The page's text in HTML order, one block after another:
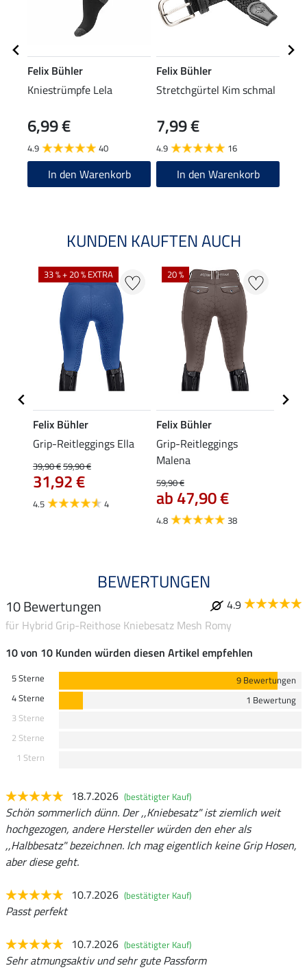
Felix Bühler
Kniestrümpfe Lela
6,99 €
4.9 40
In den Warenkorb
Felix Bühler
Stretchgürtel Kim schmal
7,99 €
4.9 16
In den Warenkorb
KUNDEN KAUFTEN AUCH
33 % + 20 % EXTRA
Felix Bühler
Grip-Reitleggings Ella
39,90 €59,90 €
31,92 €
4.5 4
20 %
Felix Bühler
Grip-Reitleggings
Malena
59,90 €
ab 47,90 €
4.8 38
BEWERTUNGEN
10 Bewertungen
4.9
für Hybrid Grip-Reithose Kniebesatz Mesh Romy
10 von 10 Kunden würden diesen Artikel empfehlen
5 Sterne
9 Bewertungen
4 Sterne
1 Bewertung
3 Sterne
2 Sterne
1 Stern
18.7.2026 (bestätigter Kauf)
Schön sommerlich dünn. Der ,,Kniebesatz" ist ziemlich weit
hochgezogen, andere Hersteller würden den eher als
,,Halbbesatz" bezeichnen. Ich mag eigentlich keine Grip Hosen,
aber diese geht.
10.7.2026 (bestätigter Kauf)
Passt perfekt
10.7.2026 (bestätigter Kauf)
Sehr atmungsaktiv und sehr gute Passform